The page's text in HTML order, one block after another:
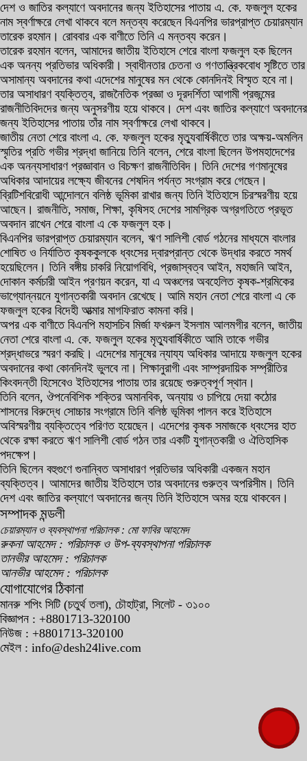
দেশ ও জাতির কল্যাণে অবদানের জন্য ইতিহাসের পাতায় এ. কে. ফজলুল হকের
নাম স্বর্ণাক্ষরে লেখা থাকবে বলে মন্তব্য করেছেন বিএনপির ভারপ্রাপ্ত চেয়ারম্যান
তারেক রহমান। রোববার এক বাণীতে তিনি এ মন্তব্য করেন।
তারেক রহমান বলেন, আমাদের জাতীয় ইতিহাসে শেরে বাংলা ফজলুল হক ছিলেন
এক অনন্য প্রতিভার অধিকারী। স্বাধীনতার চেতনা ও গণতান্ত্রিকবোধ সৃষ্টিতে তার
অসামান্য অবদানের কথা এদেশের মানুষের মন থেকে কোনদিনই বিস্মৃত হবে না।
তার অসাধারণ ব্যক্তিত্ব, রাজনৈতিক প্রজ্ঞা ও দূরদর্শিতা আগামী প্রজন্মের
রাজনীতিবিদদের জন্য অনুসরণীয় হয়ে থাকবে। দেশ এবং জাতির কল্যাণে অবদানের
জন্য ইতিহাসের পাতায় তাঁর নাম স্বর্ণাক্ষরে লেখা থাকবে।
জাতীয় নেতা শেরে বাংলা এ. কে. ফজলুল হকের মৃত্যুবার্ষিকীতে তার অক্ষয়-অমলিন
স্মৃতির প্রতি গভীর শ্রদ্ধা জানিয়ে তিনি বলেন, শেরে বাংলা ছিলেন উপমহাদেশের
এক অনন্যসাধারণ প্রজ্ঞাবান ও বিচক্ষণ রাজনীতিবিদ। তিনি দেশের গণমানুষের
অধিকার আদায়ের লক্ষ্যে জীবনের শেষদিন পর্যন্ত সংগ্রাম করে গেছেন।
ব্রিটিশবিরোধী আন্দোলনে বলিষ্ঠ ভূমিকা রাখার জন্য তিনি ইতিহাসে চিরস্মরণীয় হয়ে
আছেন। রাজনীতি, সমাজ, শিক্ষা, কৃষিসহ দেশের সামগ্রিক অগ্রগতিতে প্রভূত
অবদান রাখেন শেরে বাংলা এ কে ফজলুল হক।
বিএনপির ভারপ্রাপ্ত চেয়ারম্যান বলেন, ঋণ সালিশী বোর্ড গঠনের মাধ্যমে বাংলার
শোষিত ও নির্যাতিত কৃষককুলকে ধ্বংসের দ্বারপ্রান্ত থেকে উদ্ধার করতে সমর্থ
হয়েছিলেন। তিনি বঙ্গীয় চাকরি নিয়োগবিধি, প্রজাস্বত্ব আইন, মহাজনি আইন,
দোকান কর্মচারী আইন প্রণয়ন করেন, যা এ অঞ্চলের অবহেলিত কৃষক-শ্রমিকের
ভাগ্যোন্নয়নে যুগান্তকারী অবদান রেখেছে। আমি মহান নেতা শেরে বাংলা এ কে
ফজলুল হকের বিদেহী আত্মার মাগফিরাত কামনা করি।
অপর এক বাণীতে বিএনপি মহাসচিব মির্জা ফখরুল ইসলাম আলমগীর বলেন, জাতীয়
নেতা শেরে বাংলা এ. কে. ফজলুল হকের মৃত্যুবার্ষিকীতে আমি তাকে গভীর
শ্রদ্ধাভরে স্মরণ করছি। এদেশের মানুষের ন্যায্য অধিকার আদায়ে ফজলুল হকের
অবদানের কথা কোনদিনই ভুলবে না। শিক্ষানুরাগী এবং সাম্প্রদায়িক সম্প্রীতির
কিংবদন্তী হিসেবেও ইতিহাসের পাতায় তার রয়েছে গুরুত্বপূর্ণ স্থান।
তিনি বলেন, ঔপনেবিশিক শক্তির অমানবিক, অন্যায় ও চাপিয়ে দেয়া কঠোর
শাসনের বিরুদ্ধে সোচ্চার সংগ্রামে তিনি বলিষ্ঠ ভূমিকা পালন করে ইতিহাসে
অবিস্মরণীয় ব্যক্তিত্বে পরিণত হয়েছেন। এদেশের কৃষক সমাজকে ধ্বংসের হাত
থেকে রক্ষা করতে ঋণ সালিশী বোর্ড গঠন তার একটি যুগান্তকারী ও ঐতিহাসিক
পদক্ষেপ।
তিনি ছিলেন বহুগুণে গুনান্বিত অসাধারণ প্রতিভার অধিকারী একজন মহান
ব্যক্তিত্ব। আমাদের জাতীয় ইতিহাসে তার অবদানের গুরুত্ব অপরিসীম। তিনি
দেশ এবং জাতির কল্যাণে অবদানের জন্য তিনি ইতিহাসে অমর হয়ে থাকবেন।
সম্পাদক মন্ডলী
চেয়ারম্যান ও ব্যবস্থাপনা পরিচালক : মো ফাবির আহমেদ
রুকনা আহমেদ : পরিচালক ও উপ-ব্যবস্থাপনা পরিচালক
তানভীর আহমেদ : পরিচালক
আনভীর আহমেদ : পরিচালক
যোগাযোগের ঠিকানা
মানরু শপিং সিটি (চতুর্থ তলা), চৌহাট্রা, সিলেট - ৩১০০
বিজ্ঞাপন : +8801713-320100
নিউজ : +8801713-320100
মেইল : info@desh24live.com